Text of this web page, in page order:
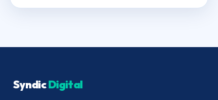
SyndicDigital